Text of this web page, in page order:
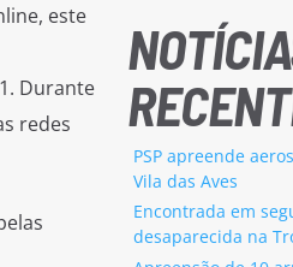
este
Durante
redes
PSP apreende
Vila das Aves
Encontrada em
desaparecida na